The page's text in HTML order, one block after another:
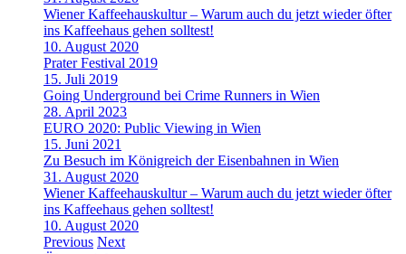
Wiener Kaffeehauskultur – Warum auch du jetzt wieder öfter
ins Kaffeehaus gehen solltest!
10. August 2020
Prater Festival 2019
15. Juli 2019
Going Underground bei Crime Runners in Wien
28. April 2023
EURO 2020: Public Viewing in Wien
15. Juni 2021
Zu Besuch im Königreich der Eisenbahnen in Wien
31. August 2020
Wiener Kaffeehauskultur – Warum auch du jetzt wieder öfter
ins Kaffeehaus gehen solltest!
10. August 2020
Previous Next